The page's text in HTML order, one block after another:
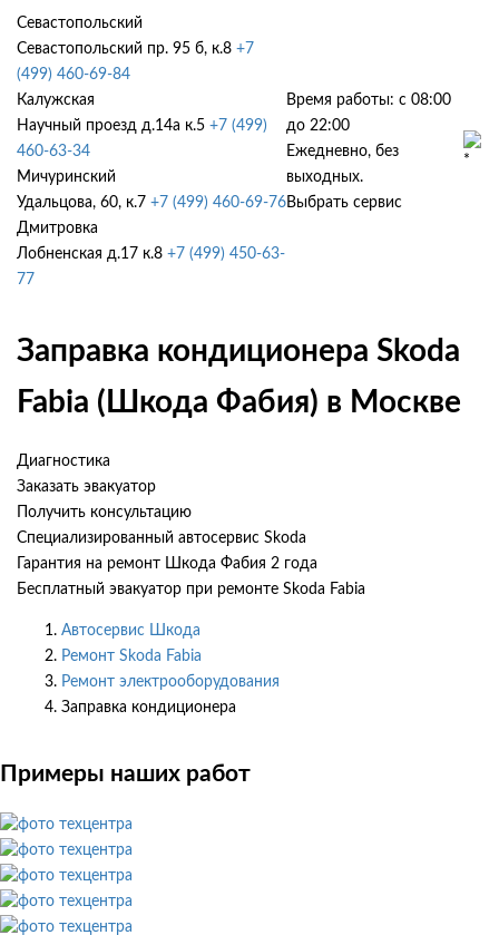
Севастопольский
Севастопольский пр. 95 б, к.8 +7
(499) 460-69-84
Калужская
Научный проезд д.14а к.5 +7 (499)
460-63-34
Мичуринский
Удальцова, 60, к.7 +7 (499) 460-69-76
Дмитровка
Лобненская д.17 к.8 +7 (499) 450-63-
77
Время работы: с 08:00
до 22:00
Ежедневно, без
выходных.
Выбрать сервис
Заправка кондиционера Skoda
Fabia (Шкода Фабия) в Москве
Диагностика
Заказать эвакуатор
Получить консультацию
Специализированный автосервис Skoda
Гарантия на ремонт Шкода Фабия 2 года
Бесплатный эвакуатор при ремонте Skoda Fabia
Автосервис Шкода
Ремонт Skoda Fabia
Ремонт электрооборудования
Заправка кондиционера
Примеры наших работ